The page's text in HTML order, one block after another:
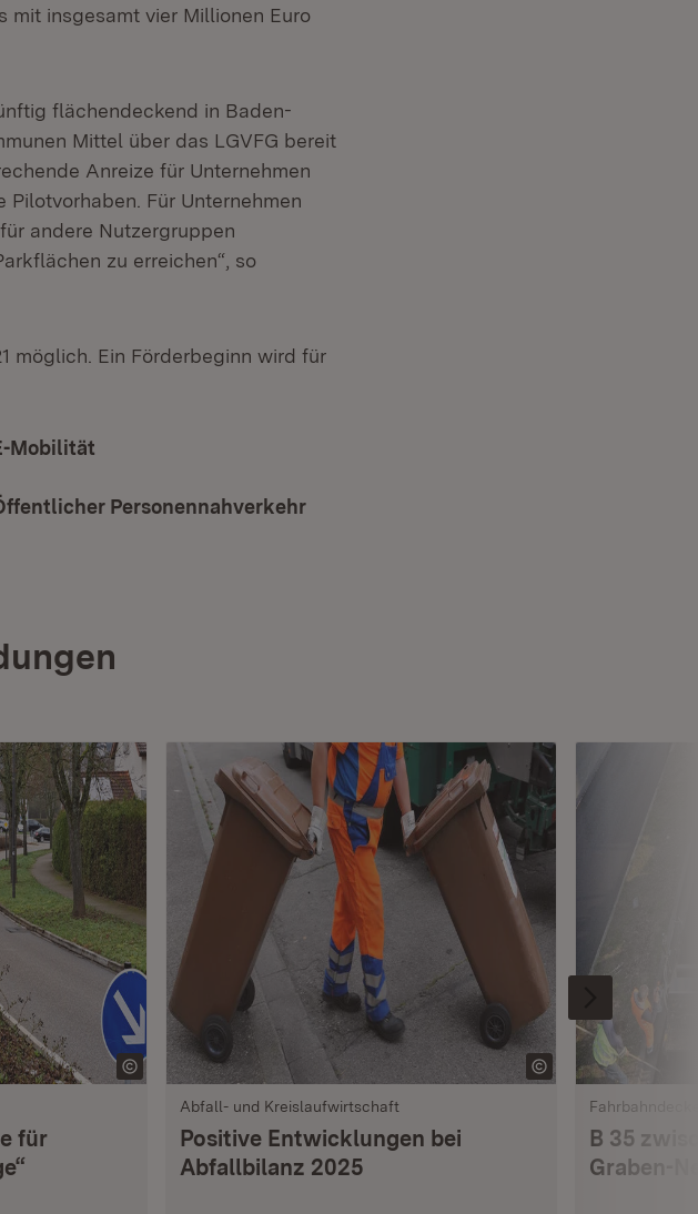
mit insgesamt vier Millionen Euro
flächendeckend in Baden-
Mittel über das LGVFG bereit
Anreize für Unternehmen
Für Unternehmen
andere Nutzergruppen
zu erreichen“, so
möglich. Ein Förderbeginn wird für
Mobilität
Personennahverkehr
für
Abfall- und Kreislaufwirtschaft
Positive Entwicklungen bei
Abfallbilanz 2025
B 35
Graben-